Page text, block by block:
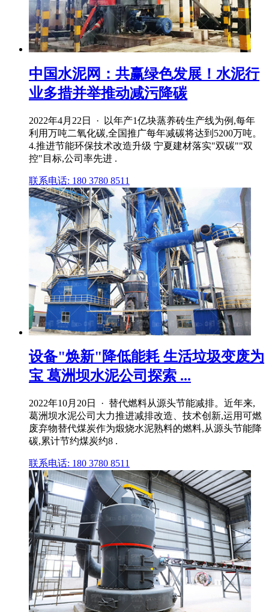
中国水泥网：共赢绿色发展！水泥行
业多措并举推动减污降碳
2022年4月22日 · 以年产1亿块蒸养砖生产线为例,每年
利用万吨二氧化碳,全国推广每年减碳将达到5200万吨。
4.推进节能环保技术改造升级 宁夏建材落实"双碳""双
控"目标,公司率先进 .
联系电话: 180 3780 8511
设备"焕新"降低能耗 生活垃圾变废为
宝 葛洲坝水泥公司探索 ...
2022年10月20日 · 替代燃料从源头节能减排。近年来,
葛洲坝水泥公司大力推进减排改造、技术创新,运用可燃
废弃物替代煤炭作为煅烧水泥熟料的燃料,从源头节能降
碳,累计节约煤炭约8 .
联系电话: 180 3780 8511